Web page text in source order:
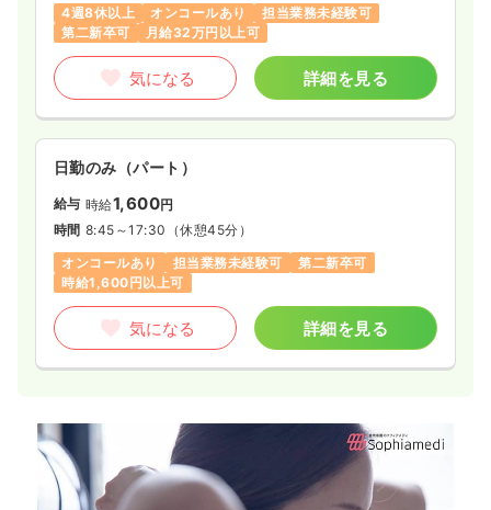
4週8休以上
オンコールあり
担当業務未経験可
第二新卒可
月給32万円以上可
気になる 詳細を見る
日勤のみ（パート）
給与 時給1,600円
時間 8:45～17:30 （休憩45分）
オンコールあり
担当業務未経験可
第二新卒可
時給1,600円以上可
気になる 詳細を見る